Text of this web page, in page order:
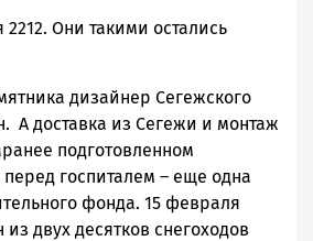
Они такими остались
дизайнер Сегежского
А доставка из Сегежи и монтаж
подготовленном
госпиталем – еще одна
фонда. 15 февраля
из двух десятков снегоходов